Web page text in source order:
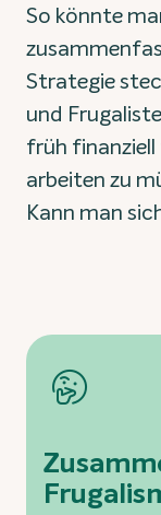
So könnte
Strategie
und
früh finanziell
arbeiten zu
Kann man